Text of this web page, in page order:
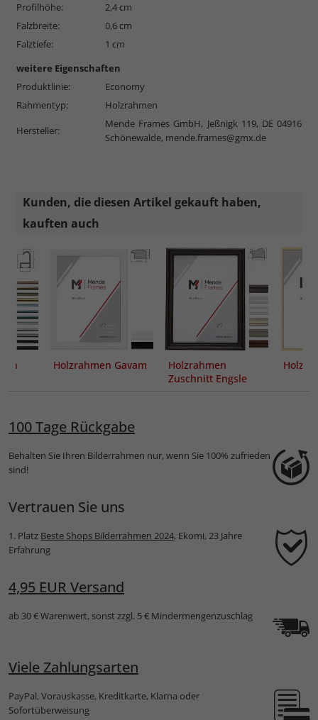
Profilhöhe:
2,4 cm
Falzbreite:
0,6 cm
Falztiefe:
1 cm
weitere Eigenschaften
Produktlinie:
Economy
Rahmentyp:
Holzrahmen
Hersteller:
Mende Frames GmbH, Jeßnigk 119, DE 04916
Schönewalde, mende.frames@gmx.de
Kunden, die diesen Artikel gekauft haben,
kauften auch
Holzrahmen Gavam
Holzrahmen
Zuschnitt Engsle
100 Tage Rückgabe
Behalten Sie Ihren Bilderrahmen nur, wenn Sie 100% zufrieden
sind!
Vertrauen Sie uns
1. Platz Beste Shops Bilderrahmen 2024, Ekomi, 23 Jahre
Erfahrung
4,95 EUR Versand
ab 30 € Warenwert, sonst zzgl. 5 € Mindermengenzuschlag
Viele Zahlungsarten
PayPal, Vorauskasse, Kreditkarte, Klarna oder
Sofortüberweisung